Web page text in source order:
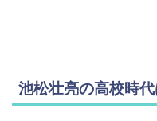
池松壮亮の高校時